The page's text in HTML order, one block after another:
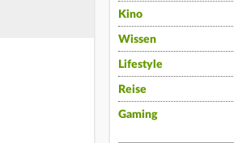
Kino
Wissen
Lifestyle
Reise
Gaming